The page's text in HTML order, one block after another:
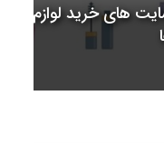
سایت های خرید لوازم